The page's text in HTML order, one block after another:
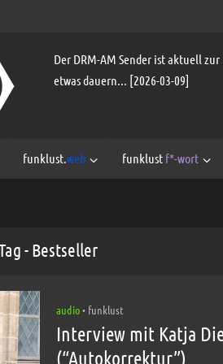
Der DRM-AM Sender ist aktuell
etwas dauern... [2026-03-09]
funklust.web funklust f*-wort
- Bestseller
audio• funklust
Interview mit Katja
(“Autokorrektur”)